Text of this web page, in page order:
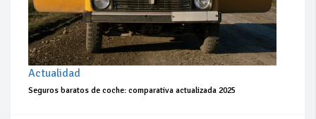
Actualidad
Seguros baratos de coche: comparativa actualizada 2025